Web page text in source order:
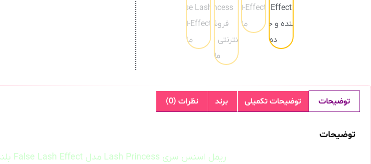
توضیحات توضیحات تکمیلی برند نظرات (0)
توضیحات
ریمل اسنس سری Lash Princess مدل False Lash Effect بلند کننده و حالت دهنده